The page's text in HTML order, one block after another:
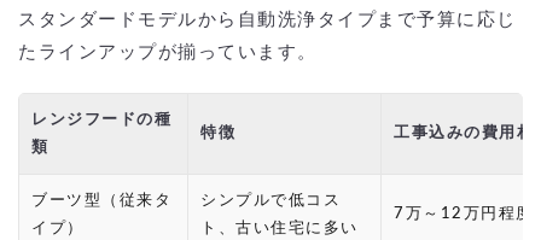
スタンダードモデルから自動洗浄タイプまで予算に応じ
たラインアップが揃っています。
レンジフードの種
類
特徴 工事込みの費用相
ブーツ型（従来タ
イプ）
シンプルで低コス
ト、古い住宅に多い
7万～12万円程度